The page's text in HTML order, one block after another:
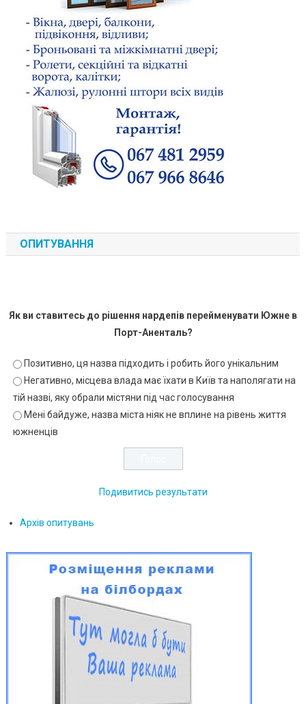
ОПИТУВАННЯ
Як ви ставитесь до рішення нардепів перейменувати Южне в
Порт-Аненталь?
Позитивно, ця назва підходить і робить його унікальним
Негативно, місцева влада має їхати в Київ та наполягати на
тій назві, яку обрали містяни під час голосування
Мені байдуже, назва міста ніяк не вплине на рівень життя
южненців
Подивитись результати
Архів опитувань